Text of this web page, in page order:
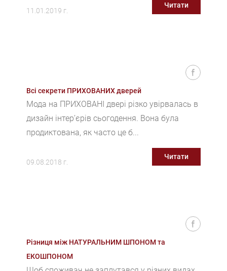
11.01.2019 г.
Читати
Всі секрети ПРИХОВАНИХ дверей
Мода на ПРИХОВАНІ двері різко увірвалась в
дизайн інтер’єрів сьогодення. Вона була
продиктована, як часто це б...
09.08.2018 г.
Читати
Різниця між НАТУРАЛЬНИМ ШПОНОМ та
ЕКОШПОНОМ